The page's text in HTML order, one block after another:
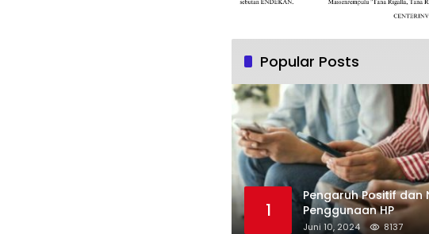
Popular Posts
1
Pengaruh Positif dan
Penggunaan HP
Juni 10, 2024 8137